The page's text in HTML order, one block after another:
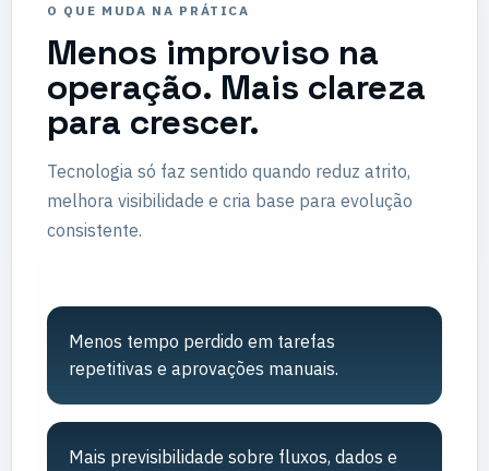
O QUE MUDA NA PRÁTICA
Menos improviso na
operação. Mais clareza
para crescer.
Tecnologia só faz sentido quando reduz atrito,
melhora visibilidade e cria base para evolução
consistente.
Menos tempo perdido em tarefas
repetitivas e aprovações manuais.
Mais previsibilidade sobre fluxos, dados e